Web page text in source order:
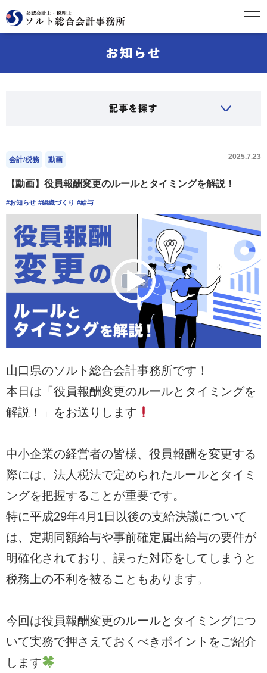
会計/税務 動画 2025.7.23
【動画】役員報酬変更のルールとタイミングを解説！
#お知らせ #組織づくり #給与
山口県のソルト総合会計事務所です！
本日は「役員報酬変更のルールとタイミングを
解説！」をお送りします
中小企業の経営者の皆様、役員報酬を変更する
際には、法人税法で定められたルールとタイミ
ングを把握することが重要です。
特に平成29年4月1日以後の支給決議について
は、定期同額給与や事前確定届出給与の要件が
明確化されており、誤った対応をしてしまうと
税務上の不利を被ることもあります。
今回は役員報酬変更のルールとタイミングにつ
いて実務で押さえておくべきポイントをご紹介
します